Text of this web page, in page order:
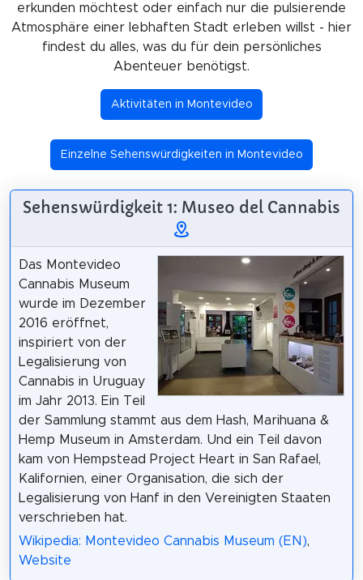
erkunden möchtest oder einfach nur die pulsierende
Atmosphäre einer lebhaften Stadt erleben willst - hier
findest du alles, was du für dein persönliches
Abenteuer benötigst.
Aktivitäten in Montevideo
Einzelne Sehenswürdigkeiten in Montevideo
Sehenswürdigkeit 1: Museo del Cannabis
Das Montevideo
Cannabis Museum
wurde im Dezember
2016 eröffnet,
inspiriert von der
Legalisierung von
Cannabis in Uruguay
im Jahr 2013. Ein Teil
der Sammlung stammt aus dem Hash, Marihuana &
Hemp Museum in Amsterdam. Und ein Teil davon
kam von Hempstead Project Heart in San Rafael,
Kalifornien, einer Organisation, die sich der
Legalisierung von Hanf in den Vereinigten Staaten
verschrieben hat.
Wikipedia: Montevideo Cannabis Museum (EN),
Website